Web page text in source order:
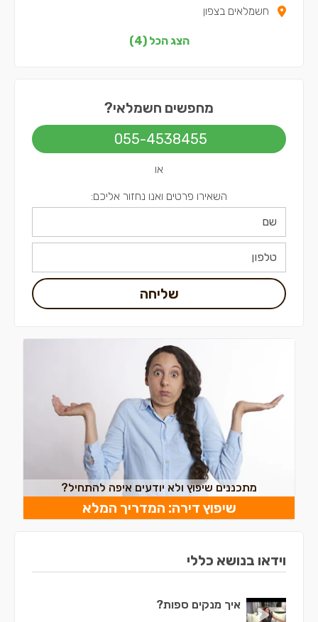
חשמלאים בצפון
חשמלאים בתל אביבהצג הכל (4)
מחפשים חשמלאי?
055-4538455
או
השאירו פרטים ואנו נחזור אליכם:
שליחה
מתכננים שיפוץ ולא יודעים איפה להתחיל?
שיפוץ דירה: המדריך המלא
וידאו בנושא כללי
איך מנקים ספות?